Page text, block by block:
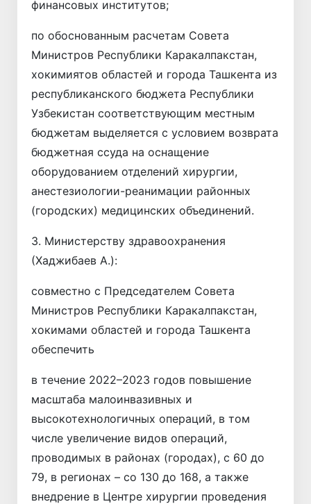
финансовых институтов;
по обоснованным расчетам Совета
Министров Республики Каракалпакстан,
хокимиятов областей и города Ташкента из
республиканского бюджета Республики
Узбекистан соответствующим местным
бюджетам выделяется с условием возврата
бюджетная ссуда на оснащение
оборудованием отделений хирургии,
анестезиологии-реанимации районных
(городских) медицинских объединений.
3. Министерству здравоохранения
(Хаджибаев А.):
совместно с Председателем Совета
Министров Республики Каракалпакстан,
хокимами областей и города Ташкента
обеспечить
в течение 2022–2023 годов повышение
масштаба малоинвазивных и
высокотехнологичных операций, в том
числе увеличение видов операций,
проводимых в районах (городах), с 60 до
79, в регионах – со 130 до 168, а также
внедрение в Центре хирургии проведения